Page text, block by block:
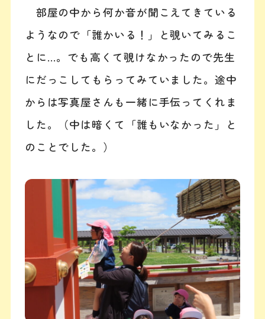
部屋の中から何か音が聞こえてきている
ようなので「誰かいる！」と覗いてみるこ
とに…。でも高くて覗けなかったので先生
にだっこしてもらってみていました。途中
からは写真屋さんも一緒に手伝ってくれま
した。（中は暗くて「誰もいなかった」と
のことでした。）